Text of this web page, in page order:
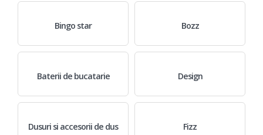
Bingo star Bozz
Baterii de bucatarie Design
Dusuri si accesorii de dus Fizz